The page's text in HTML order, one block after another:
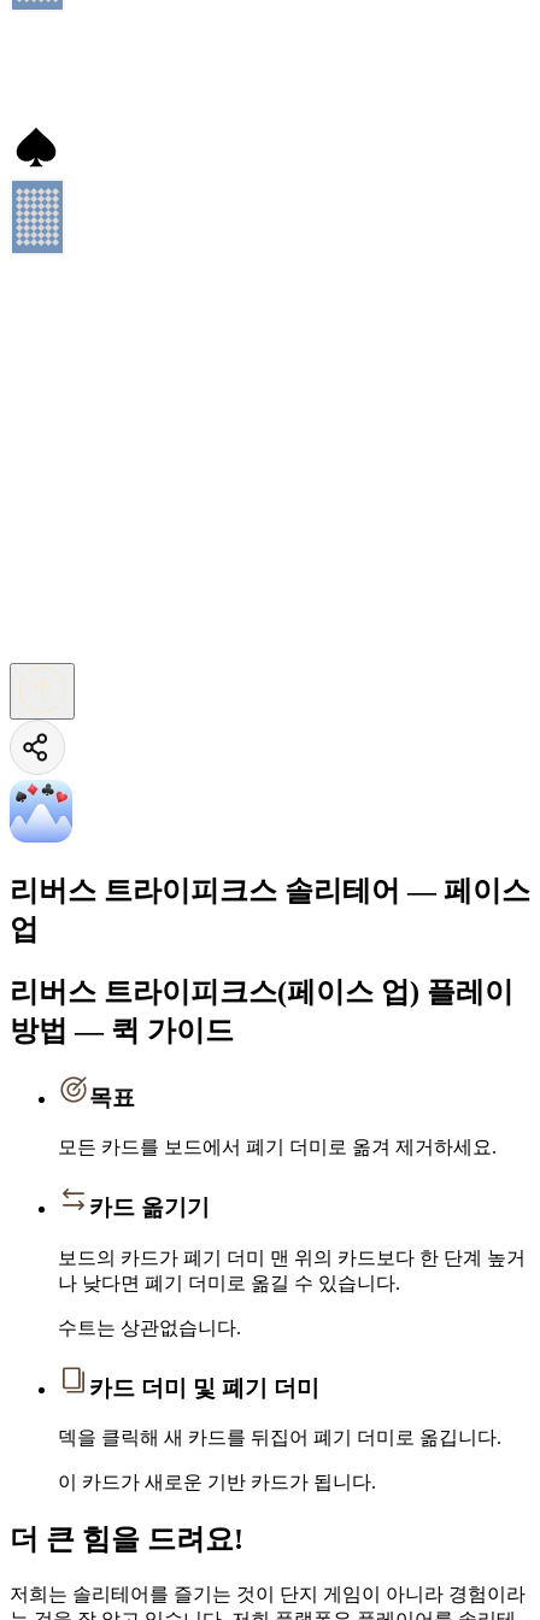
리버스 트라이피크스 솔리테어 — 페이스
업
리버스 트라이피크스(페이스 업) 플레이
방법 — 퀵 가이드
목표
모든 카드를 보드에서 폐기 더미로 옮겨 제거하세요.
카드 옮기기
보드의 카드가 폐기 더미 맨 위의 카드보다 한 단계 높거
나 낮다면 폐기 더미로 옮길 수 있습니다.
수트는 상관없습니다.
카드 더미 및 폐기 더미
덱을 클릭해 새 카드를 뒤집어 폐기 더미로 옮깁니다.
이 카드가 새로운 기반 카드가 됩니다.
더 큰 힘을 드려요!
저희는 솔리테어를 즐기는 것이 단지 게임이 아니라 경험이라